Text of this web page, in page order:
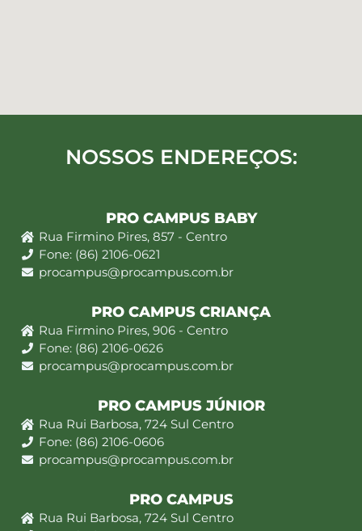
NOSSOS ENDEREÇOS:
PRO CAMPUS BABY
Rua Firmino Pires, 857 - Centro
Fone: (86) 2106-0621
procampus@procampus.com.br
PRO CAMPUS CRIANÇA
Rua Firmino Pires, 906 - Centro
Fone: (86) 2106-0626
procampus@procampus.com.br
PRO CAMPUS JÚNIOR
Rua Rui Barbosa, 724 Sul Centro
Fone: (86) 2106-0606
procampus@procampus.com.br
PRO CAMPUS
Rua Rui Barbosa, 724 Sul Centro